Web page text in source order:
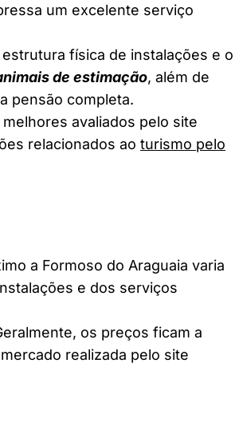
um excelente serviço
física de instalações e o
de estimação, além de
pensão completa.
avaliados pelo site
relacionados ao turismo pelo
a Formoso do Araguaia varia
e dos serviços
os preços ficam a
realizada pelo site